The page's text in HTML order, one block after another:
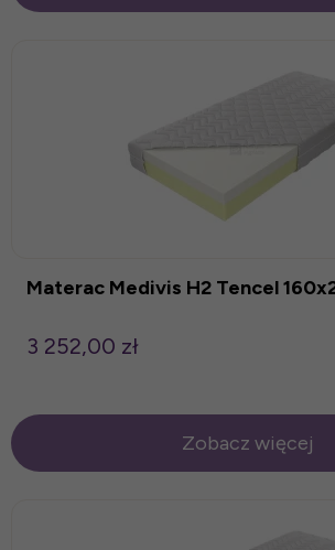
Materac Medivis H2 Tencel
3 252,00 zł
Zobacz więcej